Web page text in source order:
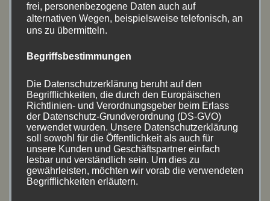
Mai 2024(9)
April 2024(2)
August 2023(17)
Juni 2023(1)
April 2023(8)
August 2022(14)
Juni 2022(11)
frei, personenbezogene Daten auch auf
alternativen Wegen, beispielsweise telefonisch, an
uns zu übermitteln.
Begriffsbestimmungen
Die Datenschutzerklärung beruht auf den
Begrifflichkeiten, die durch den Europäischen
Richtlinien- und Verordnungsgeber beim Erlass
der Datenschutz-Grundverordnung (DS-GVO)
verwendet wurden. Unsere Datenschutzerklärung
soll sowohl für die Öffentlichkeit als auch für
unsere Kunden und Geschäftspartner einfach
lesbar und verständlich sein. Um dies zu
gewährleisten, möchten wir vorab die verwendeten
Begrifflichkeiten erläutern.